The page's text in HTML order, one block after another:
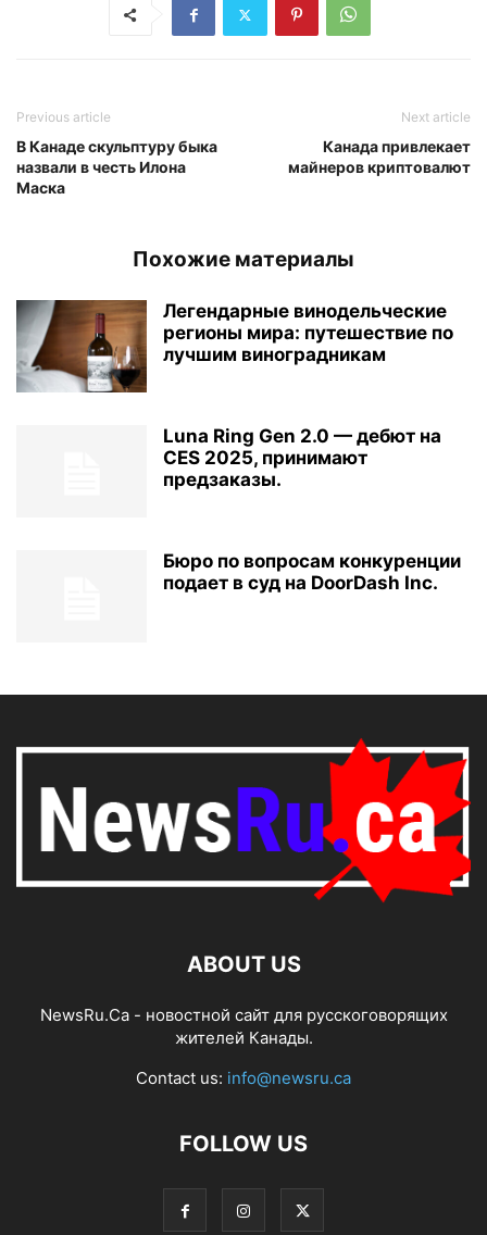
Previous article
В Канаде скульптуру быка
назвали в честь Илона
Маска
Next article
Канада привлекает
майнеров криптовалют
Похожие материалы
Легендарные винодельческие
регионы мира: путешествие по
лучшим виноградникам
Luna Ring Gen 2.0 — дебют на
CES 2025, принимают
предзаказы.
Бюро по вопросам конкуренции
подает в суд на DoorDash Inc.
ABOUT US
NewsRu.Ca - новостной сайт для русскоговорящих
жителей Канады.
Contact us: info@newsru.ca
FOLLOW US